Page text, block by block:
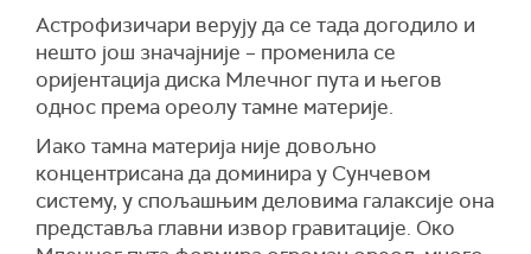
Астрофизичари верују да се тада догодило и
нешто још значајније – променила се
оријентација диска Млечног пута и његов
однос према ореолу тамне материје.
Иако тамна материја није довољно
концентрисана да доминира у Сунчевом
систему, у спољашњим деловима галаксије она
представља главни извор гравитације. Око